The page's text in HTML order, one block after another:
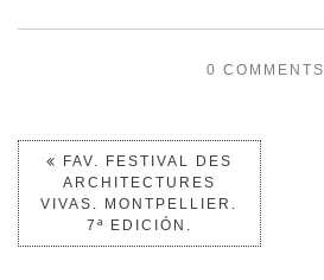
0 COMMENTS
FAV. FESTIVAL DES
ARCHITECTURES
VIVAS. MONTPELLIER.
7ª EDICIÓN.